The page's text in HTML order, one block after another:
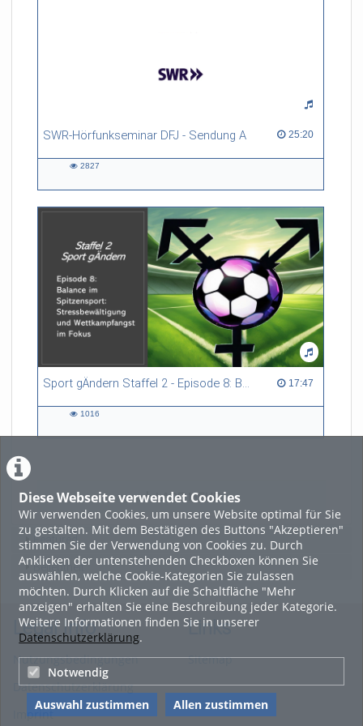
Diese Webseite verwendet Cookies
Wir verwenden Cookies, um unsere Website optimal für Sie
zu gestalten. Mit dem Bestätigen des Buttons "Akzeptieren"
stimmen Sie der Verwendung von Cookies zu. Durch
Anklicken der untenstehenden Checkboxen können Sie
auswählen, welche Cookie-Kategorien Sie zulassen
möchten. Durch Klicken auf die Schaltfläche "Mehr
anzeigen" erhalten Sie eine Beschreibung jeder Kategorie.
Weitere Informationen finden Sie in unserer
Datenschutzerklärung.
Notwendig
Auswahl zustimmen Allen zustimmen
SWR-Hörfunkseminar DFJ - Sendung A 25:20
25:20 duration
2827
Sport gÄndern Staffel 2 - Episode 8: Balance im Spitzensport: Stressbewältigung und Wettkampfangst im Fokus 17:47
17:47 duration
1016
LADE MEHR
Featured
Beliebtheit
Legal Info
Nutzungsbedingungen
Datenschutzerklärung
Imprint
Links
Sitemap